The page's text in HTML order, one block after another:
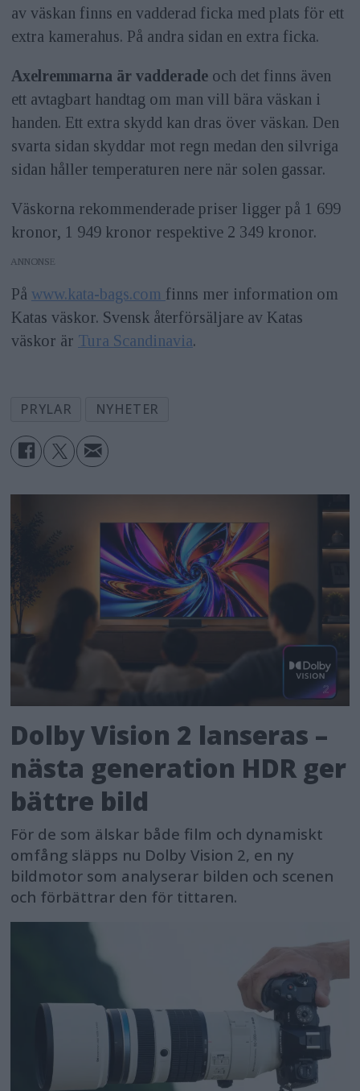
av väskan finns en vadderad ficka med plats för ett
extra kamerahus. På andra sidan en extra ficka.
Axelremmarna är vadderade och det finns även
ett avtagbart handtag om man vill bära väskan i
handen. Ett extra skydd kan dras över väskan. Den
svarta sidan skyddar mot regn medan den silvriga
sidan håller temperaturen nere när solen gassar.
Väskorna rekommenderade priser ligger på 1 699
kronor, 1 949 kronor respektive 2 349 kronor.
ANNONS
På www.kata-bags.com finns mer information om
Katas väskor. Svensk återförsäljare av Katas
väskor är Tura Scandinavia.
PRYLAR NYHETER
Dolby Vision 2 lanseras –
nästa generation HDR ger
bättre bild
För de som älskar både film och dynamiskt
omfång släpps nu Dolby Vision 2, en ny
bildmotor som analyserar bilden och scenen
och förbättrar den för tittaren.